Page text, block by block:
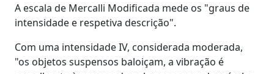
A escala de Mercalli Modificada mede os "graus de
intensidade e respetiva descrição".
Com uma intensidade IV, considerada moderada,
"os objetos suspensos baloiçam, a vibração é